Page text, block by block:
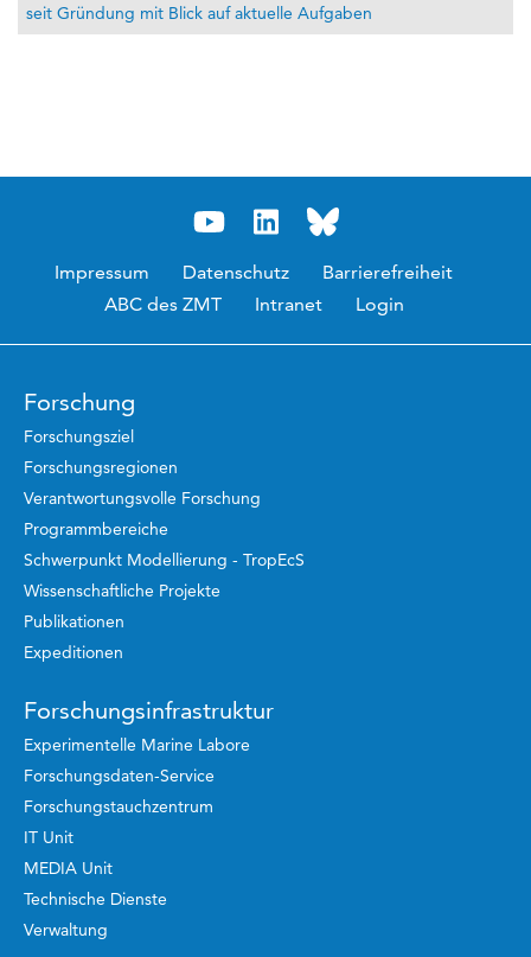
seit Gründung mit Blick auf aktuelle Aufgaben
Impressum Datenschutz
Barrierefreiheit
ABC des ZMT
Intranet Login
Forschung
Forschungsziel
Forschungsregionen
Verantwortungsvolle Forschung
Programmbereiche
Schwerpunkt Modellierung - TropEcS
Wissenschaftliche Projekte
Publikationen
Expeditionen
Forschungsinfrastruktur
Experimentelle Marine Labore
Forschungsdaten-Service
Forschungstauchzentrum
IT Unit
MEDIA Unit
Technische Dienste
Verwaltung